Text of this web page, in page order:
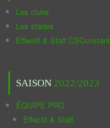
Les clubs
Les stades
Effectif & Staff
SAISON 2022/2023
ÉQUIPE PRO
Effectif & Staff